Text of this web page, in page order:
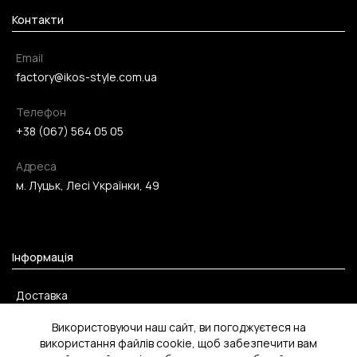
Контакти
Email
factory@ikos-style.com.ua
Телефон
+38 (067) 564 05 05
Адреса
м. Луцьк, Лесі Українки, 49
Інформація
Доставка
Повернення
Використовуючи наш сайт, ви погоджуєтеся на
використання файлів cookie, щоб забезпечити вам